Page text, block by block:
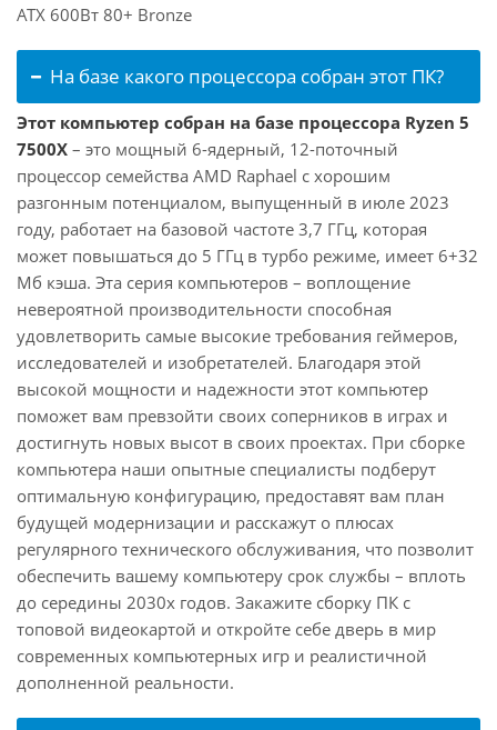
ATX 600Вт 80+ Bronze
На базе какого процессора собран этот ПК?
Этот компьютер собран на базе процессора Ryzen 5
7500X – это мощный 6-ядерный, 12-поточный
процессор семейства AMD Raphael с хорошим
разгонным потенциалом, выпущенный в июле 2023
году, работает на базовой частоте 3,7 ГГц, которая
может повышаться до 5 ГГц в турбо режиме, имеет 6+32
Мб кэша. Эта серия компьютеров – воплощение
невероятной производительности способная
удовлетворить самые высокие требования геймеров,
исследователей и изобретателей. Благодаря этой
высокой мощности и надежности этот компьютер
поможет вам превзойти своих соперников в играх и
достигнуть новых высот в своих проектах. При сборке
компьютера наши опытные специалисты подберут
оптимальную конфигурацию, предоставят вам план
будущей модернизации и расскажут о плюсах
регулярного технического обслуживания, что позволит
обеспечить вашему компьютеру срок службы – вплоть
до середины 2030х годов. Закажите сборку ПК с
топовой видеокартой и откройте себе дверь в мир
современных компьютерных игр и реалистичной
дополненной реальности.